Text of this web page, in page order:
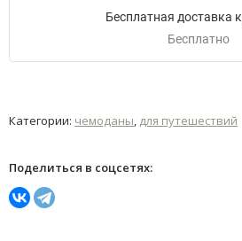
Бесплатная доставка
Бесплатно
Категории: чемоданы, для путешествий
Поделиться в соцсетях: